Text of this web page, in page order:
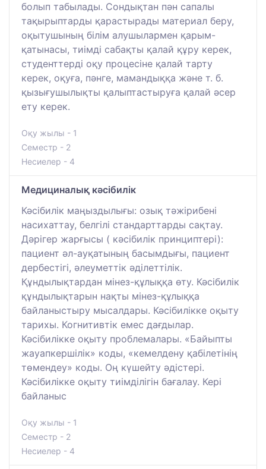
болып табылады. Сондықтан пән сапалы
тақырыптарды қарастырады материал беру,
оқытушының білім алушылармен қарым-
қатынасы, тиімді сабақты қалай құру керек,
студенттерді оқу процесіне қалай тарту
керек, оқуға, пәнге, мамандыққа және т. б.
қызығушылықты қалыптастыруға қалай әсер
ету керек.
Оқу жылы - 1
Семестр - 2
Несиелер - 4
Медициналық кәсібилік
Кәсібилік маңыздылығы: озық тәжірибені
насихаттау, белгілі стандарттарды сақтау.
Дәрігер жарғысы ( кәсібилік принциптері):
пациент әл-ауқатының басымдығы, пациент
дербестігі, әлеуметтік әділеттілік.
Құндылықтардан мінез-құлыққа өту. Кәсібилік
құндылықтарын нақты мінез-құлыққа
байланыстыру мысалдары. Кәсібилікке оқыту
тарихы. Когнитивтік емес дағдылар.
Кәсібилікке оқыту проблемалары. «Байыпты
жауапкершілік» коды, «кемелдену қабілетінің
төмендеу» коды. Оң күшейту әдістері.
Кәсібилікке оқыту тиімділігін бағалау. Кері
байланыс
Оқу жылы - 1
Семестр - 2
Несиелер - 4